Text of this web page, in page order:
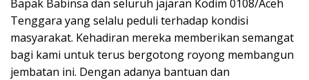
Bapak Babinsa dan seluruh jajaran Kodim 0108/Aceh
Tenggara yang selalu peduli terhadap kondisi
masyarakat. Kehadiran mereka memberikan semangat
bagi kami untuk terus bergotong royong membangun
jembatan ini. Dengan adanya bantuan dan